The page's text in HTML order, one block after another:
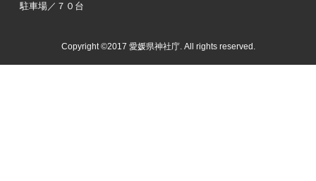
駐車場／７０台
Copyright ©2017 愛媛県神社庁. All rights reserved.